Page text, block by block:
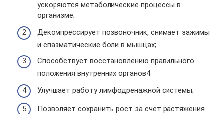
ускоряются метаболические процессы в
организме;
Декомпрессирует позвоночник, снимает зажимы
и спазматические боли в мышцах;
Способствует восстановлению правильного
положения внутренних органов4
Улучшает работу лимфодренажной системы;
Позволяет сохранить рост за счет растяжения